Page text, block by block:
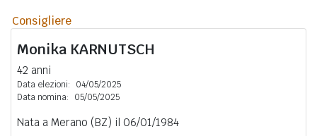
Consigliere
Monika KARNUTSCH
42 anni
Data elezioni:
04/05/2025
Data nomina:
05/05/2025
Nata a Merano (BZ) il 06/01/1984